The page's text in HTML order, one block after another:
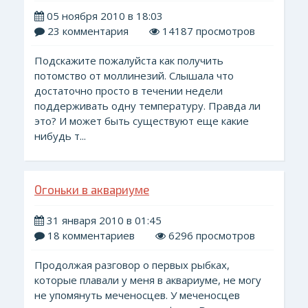
05 ноября 2010 в 18:03
23 комментария
14187 просмотров
Подскажите пожалуйста как получить
потомство от моллинезий. Слышала что
достаточно просто в течении недели
поддерживать одну температуру. Правда ли
это? И может быть существуют еще какие
нибудь т...
Огоньки в аквариуме
31 января 2010 в 01:45
18 комментариев
6296 просмотров
Продолжая разговор о первых рыбках,
которые плавали у меня в аквариуме, не могу
не упомянуть меченосцев. У меченосцев